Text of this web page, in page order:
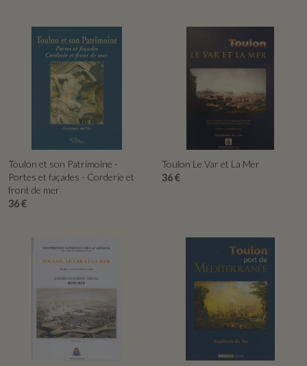
APERÇU RAPIDE
Toulon et son Patrimoine -
Portes et façades - Corderie et
front de mer
36 €
APERÇU RAPIDE
Toulon Le Var et La Mer
36 €